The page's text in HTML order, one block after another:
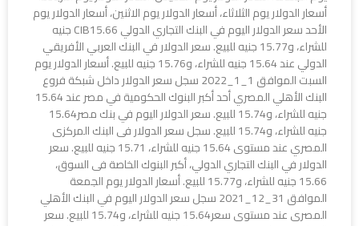
أسعار الدولار يوم الثلاثاء، أسعار الدولار يوم الاثنين، أسعار الدولار يوم
الأحد سعر الدولار اليوم في البنك التجاري الدولي CIB15.66 جنيه
للشراء، و15.77 جنيه للبيع. سعر الدولار في البنك العربي الأفريقي
الدولي عند 15.64 جنيه للشراء، و15.76 جنيه للبيع. أسعار الدولار يوم
السبت الموافق 1_1_2022 سجل سعر الدولار داخل شبكة فروع
البنك الأهلي المصري أحد أكبر البنوك الحكومية في مصر عند 15.64
جنيه للشراء، و15.74 للبيع. سعر الدولار اليوم في بنك مصر15.64
جنيه للشراء، و15.74 للبيع. سجل سعر الدولار فى البنك المركزى
المصري عند مستوى 15.64 جنيه للشراء، 15.71 جنيه للبيع. سعر
الدولار في البنك التجاري الدولي، أكبر البنوك الخاصة فى السوق،
15.66 جنيه للشراء، و15.77 للبيع. أسعار الدولار يوم الجمعة
الموافق 31_12_2021 سجل سعر الدولار اليوم في البنك الأهلي
المصرى عند مستوى سعر15.64 جنيه للشراء، و15.74 للبيع. سعر